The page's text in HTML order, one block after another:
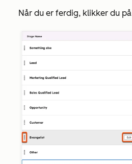
Når du er ferdig, klikker du på